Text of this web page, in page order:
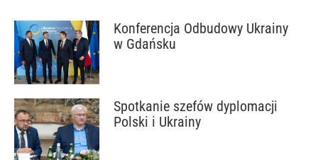
Konferencja Odbudowy Ukrainy
w Gdańsku
Spotkanie szefów dyplomacji
Polski i Ukrainy